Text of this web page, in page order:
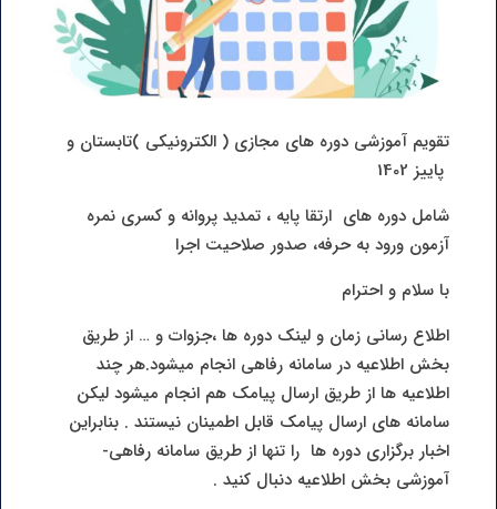
تقویم آموزشی دوره های مجازی ( الکترونیکی )تابستان و
پاییز 1402
شامل دوره های ارتقا پایه ، تمدید پروانه و کسری نمره
آزمون ورود به حرفه، صدور صلاحیت اجرا
با سلام و احترام
اطلاع رسانی زمان و لینک دوره ها ،جزوات و … از طریق
بخش اطلاعیه در سامانه رفاهی انجام میشود.هر چند
اطلاعیه ها از طریق ارسال پیامک هم انجام میشود لیکن
سامانه های ارسال پیامک قابل اطمینان نیستند . بنابراین
اخبار برگزاری دوره ها را تنها از طریق سامانه رفاهی-
آموزشی بخش اطلاعیه دنبال کنید .